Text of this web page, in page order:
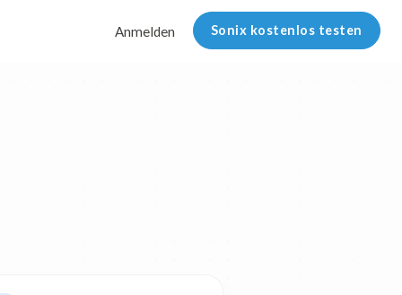
Anmelden Sonix kostenlos testen